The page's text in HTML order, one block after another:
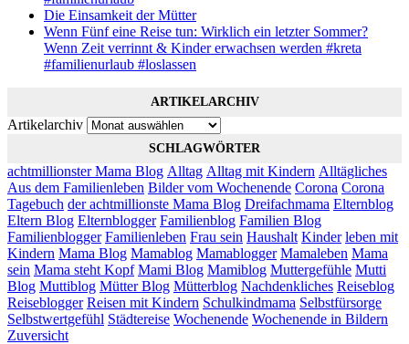
Die Einsamkeit der Mütter
Wenn Fünf eine Reise tun: Wirklich ein letzter Sommer?
Wenn Zeit verrinnt & Kinder erwachsen werden #kreta
#familienurlaub #loslassen
ARTIKELARCHIV
Artikelarchiv
SCHLAGWÖRTER
achtmillionster Mama Blog Alltag Alltag mit Kindern Alltägliches
Aus dem Familienleben Bilder vom Wochenende Corona Corona
Tagebuch der achtmillionste Mama Blog Dreifachmama Elternblog
Eltern Blog Elternblogger Familienblog Familien Blog
Familienblogger Familienleben Frau sein Haushalt Kinder leben mit
Kindern Mama Blog Mamablog Mamablogger Mamaleben Mama
sein Mama steht Kopf Mami Blog Mamiblog Muttergefühle Mutti
Blog Muttiblog Mütter Blog Mütterblog Nachdenkliches Reiseblog
Reiseblogger Reisen mit Kindern Schulkindmama Selbstfürsorge
Selbstwertgefühl Städtereise Wochenende Wochenende in Bildern
Zuversicht